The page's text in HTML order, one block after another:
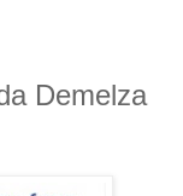
Demelza